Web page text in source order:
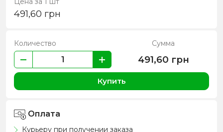
491,60 грн
Количество Сумма
491,60 грн
Купить
Оплата
Курьеру при получении заказа